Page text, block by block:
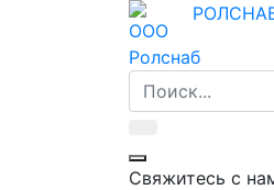
Свяжитесь с